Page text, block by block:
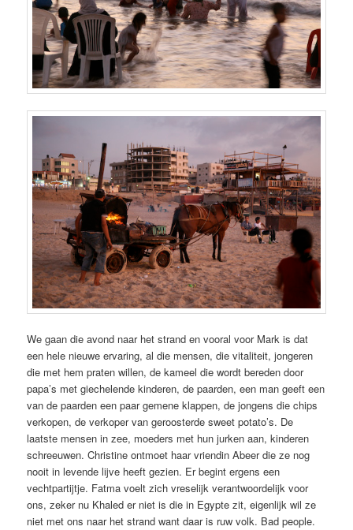
We gaan die avond naar het strand en vooral voor Mark is dat
een hele nieuwe ervaring, al die mensen, die vitaliteit, jongeren
die met hem praten willen, de kameel die wordt bereden door
papa’s met giechelende kinderen, de paarden, een man geeft een
van de paarden een paar gemene klappen, de jongens die chips
verkopen, de verkoper van geroosterde sweet potato’s. De
laatste mensen in zee, moeders met hun jurken aan, kinderen
schreeuwen. Christine ontmoet haar vriendin Abeer die ze nog
nooit in levende lijve heeft gezien. Er begint ergens een
vechtpartijtje. Fatma voelt zich vreselijk verantwoordelijk voor
ons, zeker nu Khaled er niet is die in Egypte zit, eigenlijk wil ze
niet met ons naar het strand want daar is ruw volk. Bad people.